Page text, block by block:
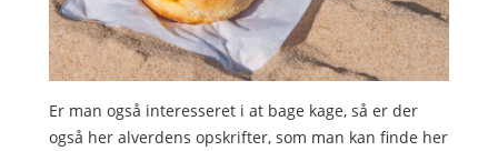
Er man også interesseret i at bage kage, så er der
også her alverdens opskrifter, som man kan finde her